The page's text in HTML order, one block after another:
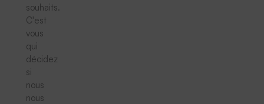
souhaits.
C'est
vous
qui
décidez
si
nous
nous